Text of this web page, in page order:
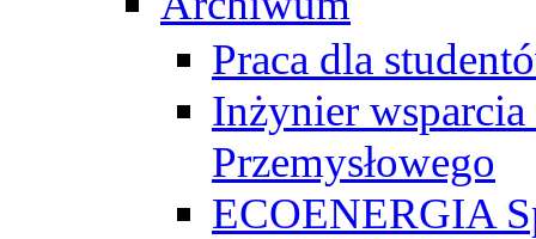
Praca dla
Inżynier wsparcia
Przemysłowego
ECOENERGIA